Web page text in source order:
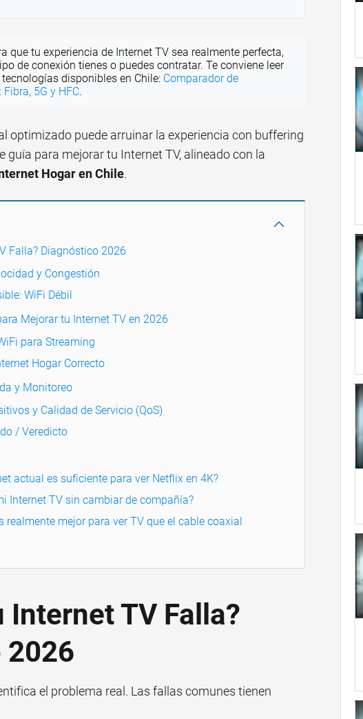
que tu experiencia de Internet TV sea realmente perfecta,
de conexión tienes o puedes contratar. Te conviene leer
disponibles en Chile: Comparador de
5G y HFC.
optimizado puede arruinar la experiencia con buffering
guía para mejorar tu Internet TV, alineado con la
Hogar en Chile.
Falla? Diagnóstico 2026
y Congestión
WiFi Débil
Mejorar tu Internet TV en 2026
para Streaming
Hogar Correcto
y Monitoreo
y Calidad de Servicio (QoS)
/ Veredicto
actual es suficiente para ver Netflix en 4K?
Internet TV sin cambiar de compañía?
realmente mejor para ver TV que el cable coaxial
Internet TV Falla?
2026
el problema real. Las fallas comunes tienen